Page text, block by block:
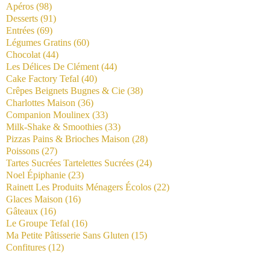
Apéros (98)
Desserts (91)
Entrées (69)
Légumes Gratins (60)
Chocolat (44)
Les Délices De Clément (44)
Cake Factory Tefal (40)
Crêpes Beignets Bugnes & Cie (38)
Charlottes Maison (36)
Companion Moulinex (33)
Milk-Shake & Smoothies (33)
Pizzas Pains & Brioches Maison (28)
Poissons (27)
Tartes Sucrées Tartelettes Sucrées (24)
Noel Épiphanie (23)
Rainett Les Produits Ménagers Écolos (22)
Glaces Maison (16)
Gâteaux (16)
Le Groupe Tefal (16)
Ma Petite Pâtisserie Sans Gluten (15)
Confitures (12)